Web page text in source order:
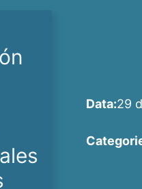
Data:29